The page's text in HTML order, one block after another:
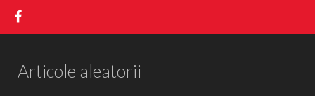
Articole aleatorii